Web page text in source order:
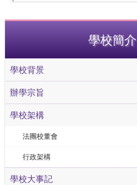
學校簡介
學校背景
辦學宗旨
學校架構
法團校董會
行政架構
學校大事記